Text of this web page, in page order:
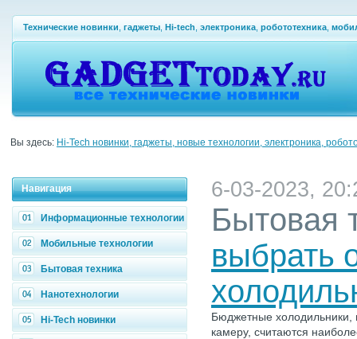
Технические новинки гаджеты Hi-tech электроника робототехника
Вы здесь: Hi-Tech новинки, гаджеты, новые технологии, электроника,
Навигация
Информационные технологии
Мобильные технологии
Бытовая техника
Нанотехнологии
Hi-Tech новинки
6-03-2023,
Бытовая
выбрать
Бюджетные
камеру, считаются